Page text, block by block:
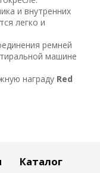
и внутренних
легко и
ремней
машине
награду Red
Каталог